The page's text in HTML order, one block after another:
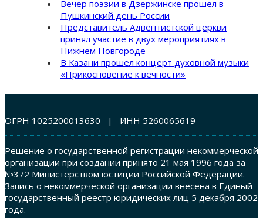
Вечер поэзии в Дзержинске прошел в
Пушкинский день России
Представитель Адвентистской церкви
принял участие в двух мероприятиях в
Нижнем Новгороде
В Казани прошел концерт духовной музыки
«Прикосновение к вечности»
ОГРН 1025200013630 | ИНН 5260065619
Решение о государственной регистрации некоммерческой
организации при создании принято 21 мая 1996 года за
№372 Министерством юстиции Российской Федерации.
Запись о некоммерческой организации внесена в Единый
государственный реестр юридических лиц 5 декабря 2002
года.